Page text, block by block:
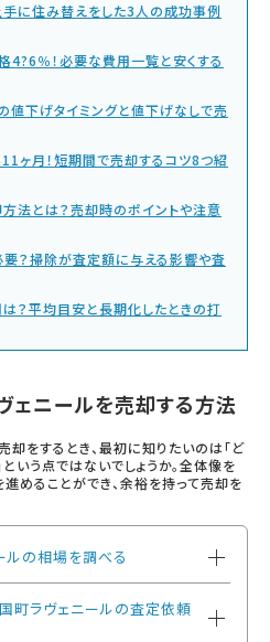
に住み替えをした3人の成功事例
％！必要な費用一覧と安くする
値下げタイミングと値下げなしで売
ヶ月！短期間で売却するコツ8つ紹
法とは？売却時のポイントや注意
？掃除が査定額に与える影響や査
？平均目安と長期化したときの打
ェニールを売却する方法
却をするとき、最初に知りたいのは「ど
いう点ではないでしょうか。全体像を
めることができ、余裕を持って売却を
ルの相場を調べる
町ラヴェニールの査定依頼